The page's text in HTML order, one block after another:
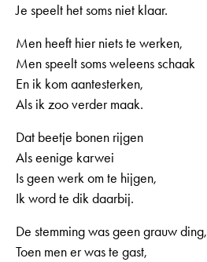
Je speelt het soms niet klaar.
Men heeft hier niets te werken,
Men speelt soms weleens schaak
En ik kom aantesterken,
Als ik zoo verder maak.
Dat beetje bonen rijgen
Als eenige karwei
Is geen werk om te hijgen,
Ik word te dik daarbij.
De stemming was geen grauw ding,
Toen men er was te gast,